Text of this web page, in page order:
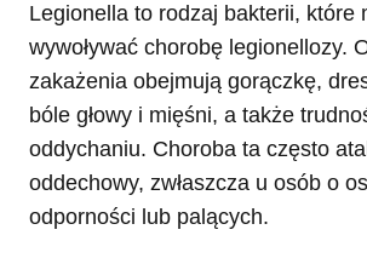
Legionella to rodzaj bakterii, które
wywoływać chorobę legionellozy.
zakażenia obejmują gorączkę,
bóle głowy i mięśni, a także
oddychaniu. Choroba ta często
oddechowy, zwłaszcza u osób o
odporności lub palących.